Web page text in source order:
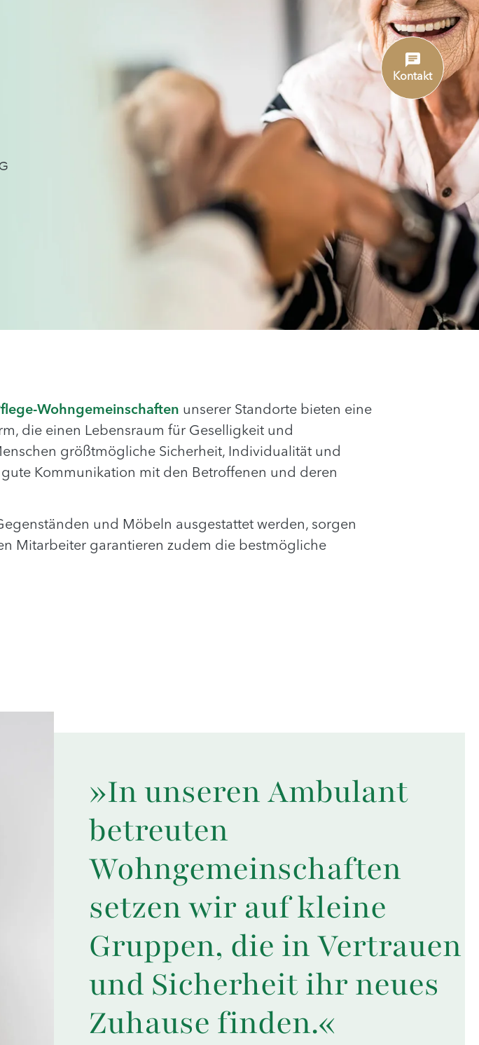
Wohngemeinschaften unserer Standorte bieten eine
die einen Lebensraum für Geselligkeit und
größtmögliche Sicherheit, Individualität und
Kommunikation mit den Betroffenen und deren
und Möbeln ausgestattet werden, sorgen
Mitarbeiter garantieren zudem die bestmögliche
»In unseren Ambulant
betreuten
Wohngemeinschaften
setzen wir auf kleine
Gruppen, die in Vertrauen
und Sicherheit ihr neues
Zuhause finden.«
Kontakt